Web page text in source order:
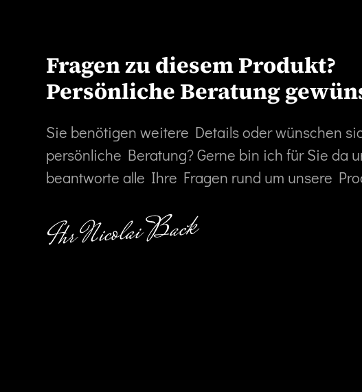
Fragen zu diesem Produkt?
Persönliche Beratung
Sie benötigen weitere Details oder wünschen
persönliche Beratung? Gerne bin ich für Sie da
beantworte alle Ihre Fragen rund um unsere